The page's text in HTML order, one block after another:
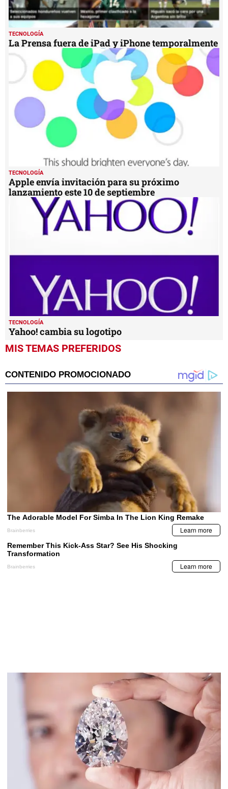
TECNOLOGÍA
La Prensa fuera de iPad y iPhone temporalmente
TECNOLOGÍA
Apple envía invitación para su próximo
lanzamiento este 10 de septiembre
TECNOLOGÍA
Yahoo! cambia su logotipo
MIS TEMAS PREFERIDOS